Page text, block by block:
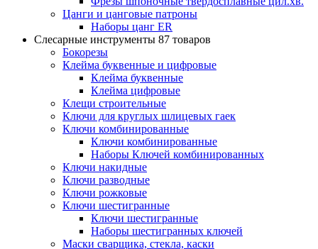
Цанги и цанговые патроны
Наборы цанг ER
Слесарные инструменты 87 товаров
Бокорезы
Клейма буквенные и цифровые
Клейма буквенные
Клейма цифровые
Клещи строительные
Ключи для круглых шлицевых гаек
Ключи комбинированные
Ключи комбинированные
Наборы Ключей комбинированных
Ключи накидные
Ключи разводные
Ключи рожковые
Ключи шестигранные
Ключи шестигранные
Наборы шестигранных ключей
Маски сварщика, стекла, каски